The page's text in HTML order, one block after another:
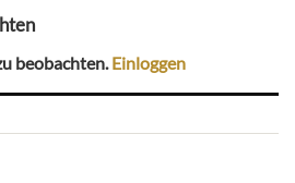
beobachten.Einloggen